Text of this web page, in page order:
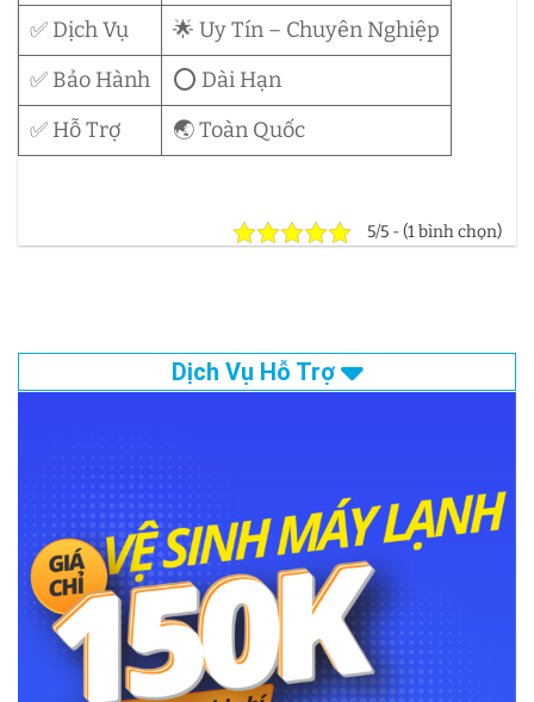
✅ Dịch Vụ
🌟 Uy Tín – Chuyên Nghiệp
✅ Bảo Hành
⭕ Dài Hạn
✅ Hỗ Trợ
🌏 Toàn Quốc
5/5 - (1 bình chọn)
Dịch Vụ Hỗ Trợ